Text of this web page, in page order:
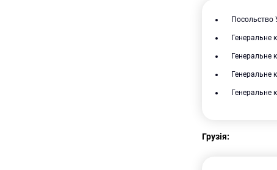
Посольство
Генеральне
Генеральне
Генеральне
Генеральне
Грузія: